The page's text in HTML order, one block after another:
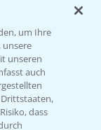
um Ihre
unsere
unseren
auch
dass